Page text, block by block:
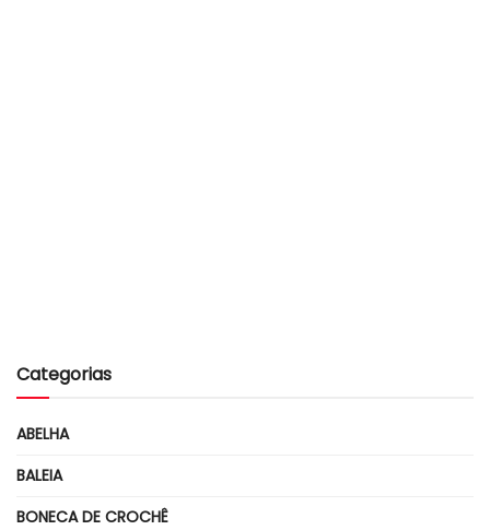
Categorias
ABELHA
BALEIA
BONECA DE CROCHÊ